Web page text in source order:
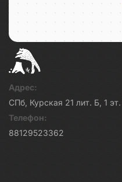
Адрес:
СПб, Курская 21 лит. Б, 1
Телефон:
88129523362